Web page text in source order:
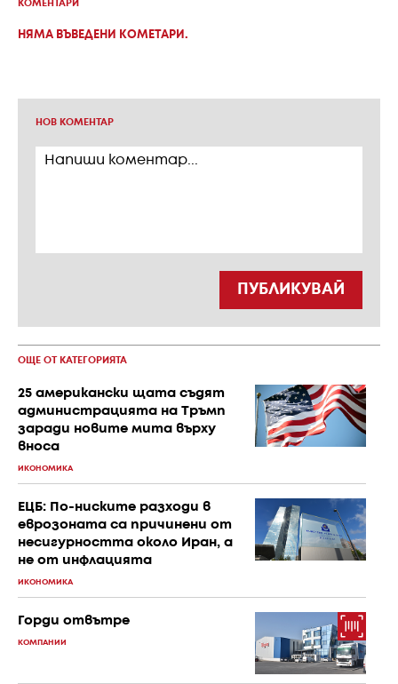
КОМЕНТАРИ
НЯМА ВЪВЕДЕНИ КОМЕТАРИ.
НОВ КОМЕНТАР
ПУБЛИКУВАЙ
ОЩЕ ОТ КАТЕГОРИЯТА
25 американски щата съдят
администрацията на Тръмп
заради новите мита върху
вноса
ИКОНОМИКА
ЕЦБ: По-ниските разходи в
еврозоната са причинени от
несигурността около Иран, а
не от инфлацията
ИКОНОМИКА
Горди отвътре
КОМПАНИИ